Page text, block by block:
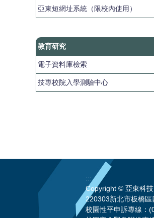
亞東短網址系統（限校內使用）
教育研究
電子資料庫檢索
技專校院入學測驗中心
:::
Copyright © 亞東科
220303新北市板橋
校園性平申訴專線：